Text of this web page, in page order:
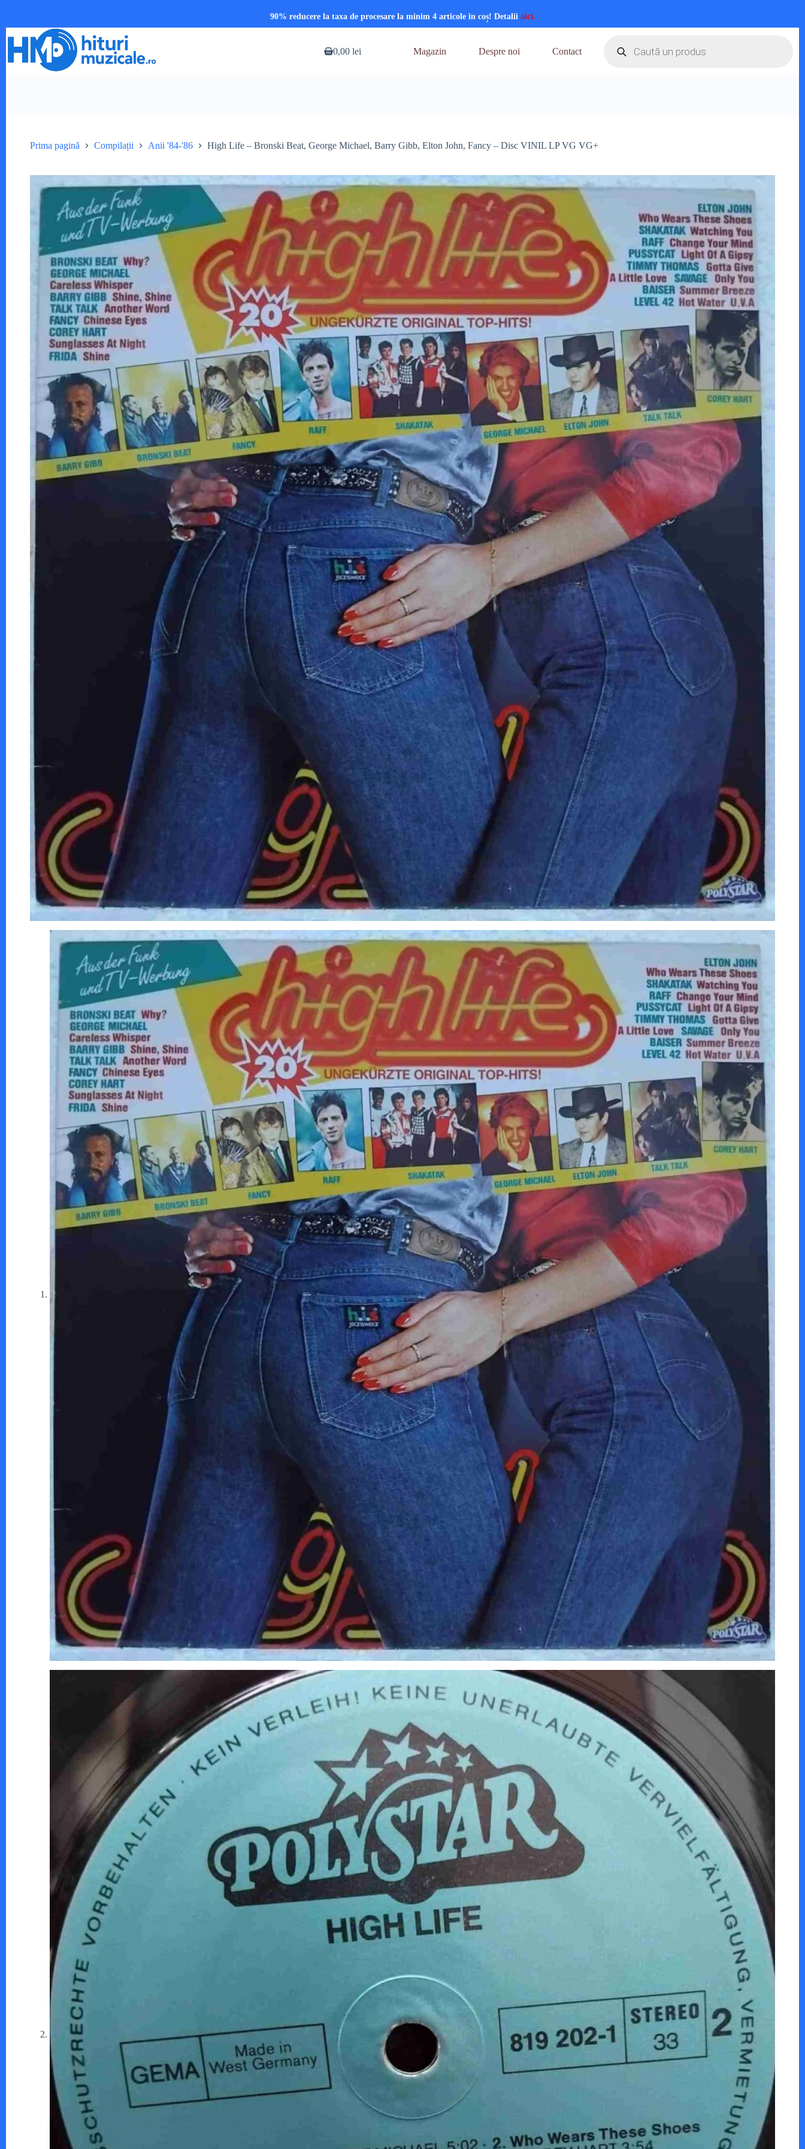
90% reducere la taxa de procesare la minim 4 articole în coș! Detalii aici.
conținut
Coș0,00 lei Magazin Despre noi Contact
search
Prima pagină Compilații Anii '84-'86 High Life – Bronski Beat, George Michael, Barry Gibb, Elton John, Fancy – Disc VINIL LP VG VG+